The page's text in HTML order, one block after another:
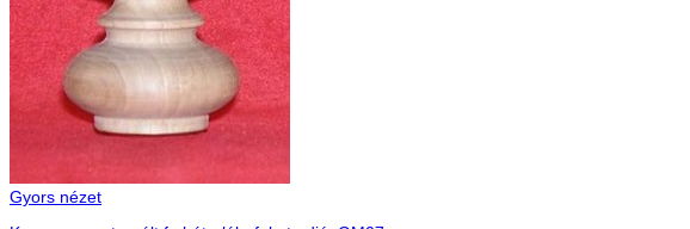
Gyors nézet